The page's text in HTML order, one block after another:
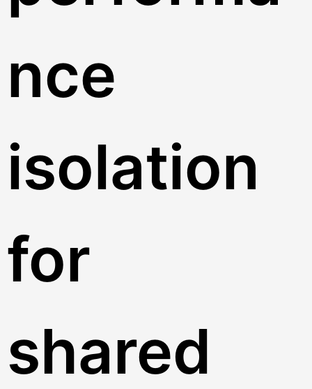
nce
isolation
for
shared